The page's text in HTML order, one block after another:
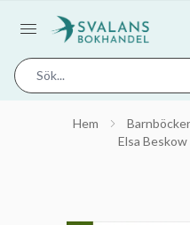
Hem
Elsa Beskow